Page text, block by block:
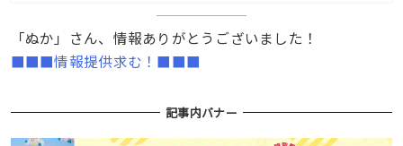
「ぬか」さん、情報ありがとうございました！
■■■情報提供求む！■■■
記事内バナー